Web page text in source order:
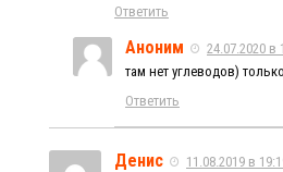
Ответить
Аноним
24.07.2020 в
там нет углеводов)
Ответить
Денис
11.08.2019 в